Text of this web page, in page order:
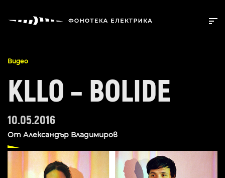
Видео
KLLO – BOLIDE
10.05.2016
От Александър Владимиров